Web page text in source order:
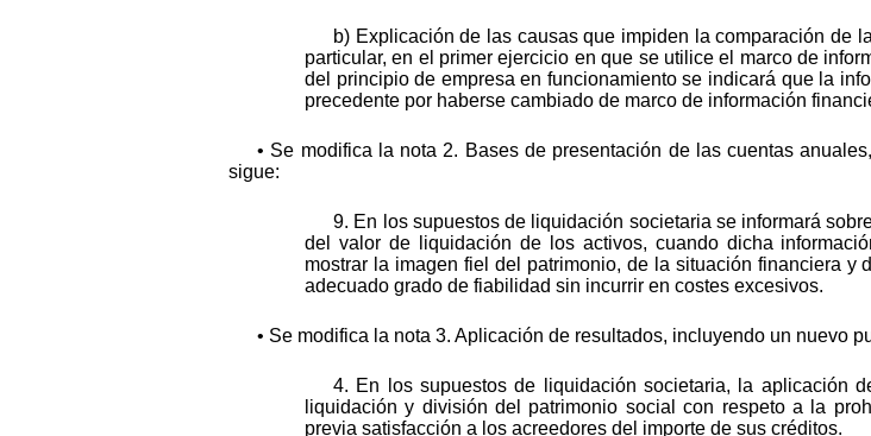
b) Explicación de las causas que impiden la comparación de
particular, en el primer ejercicio en que se utilice el marco de
del principio de empresa en funcionamiento se indicará que la
precedente por haberse cambiado de marco de información
• Se modifica la nota 2. Bases de presentación de las cuentas
sigue:
9. En los supuestos de liquidación societaria se informará
del valor de liquidación de los activos, cuando dicha
mostrar la imagen fiel del patrimonio, de la situación financiera
adecuado grado de fiabilidad sin incurrir en costes excesivos.
• Se modifica la nota 3. Aplicación de resultados, incluyendo un nuevo
4. En los supuestos de liquidación societaria, la aplicación
liquidación y división del patrimonio social con respeto a la
previa satisfacción a los acreedores del importe de sus créditos.